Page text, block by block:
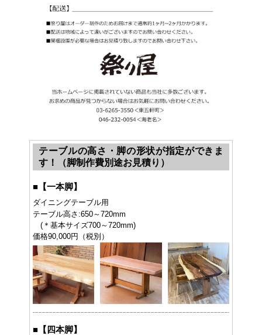
テーブルの高さ・脚の形状が指定ができま
す！（脚制作費別途お見積り）
■ 【一本脚】
ダイニングテーブル用
テーブル高さ:650～720mm
(＊基本サイズ700～720mm)
価格90,000円（税別）
■ 【四本脚】